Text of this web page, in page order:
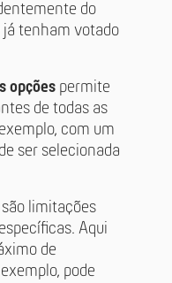
do
tenham votado
opções permite
de todas as
com um
ser selecionada
são limitações
Aqui
de
pode